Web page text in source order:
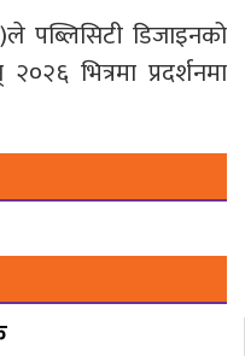
पब्लिसिटी डिजाइनको
भित्रमा प्रदर्शनमा